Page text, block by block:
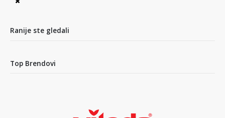
Item
9
Ranije ste gledali
Top Brendovi